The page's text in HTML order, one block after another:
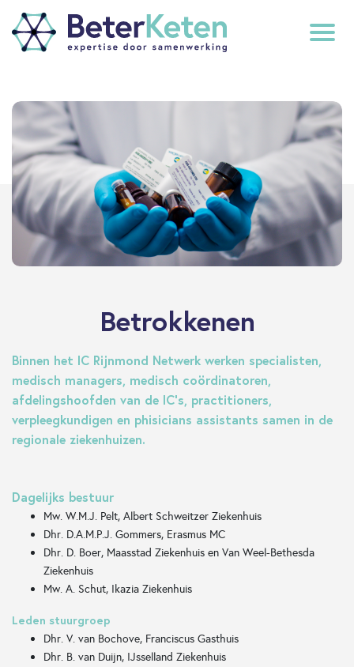
to
top
subscribe
Betrokkenen
Binnen het IC Rijnmond Netwerk werken specialisten,
medisch managers, medisch coördinatoren,
afdelingshoofden van de IC's, practitioners,
verpleegkundigen en phisicians assistants samen in de
regionale ziekenhuizen.
Dagelijks bestuur
Mw. W.M.J. Pelt, Albert Schweitzer Ziekenhuis
Dhr. D.A.M.P.J. Gommers, Erasmus MC
Dhr. D. Boer, Maasstad Ziekenhuis en Van Weel-Bethesda
Ziekenhuis
Mw. A. Schut, Ikazia Ziekenhuis
Leden stuurgroep
Dhr. V. van Bochove, Franciscus Gasthuis
Dhr. B. van Duijn, IJsselland Ziekenhuis